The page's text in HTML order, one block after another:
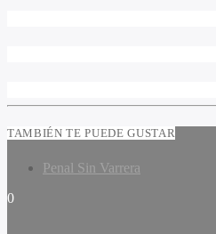
TAMBIÉN TE PUEDE GUSTAR
Penal Sin Varrera
0